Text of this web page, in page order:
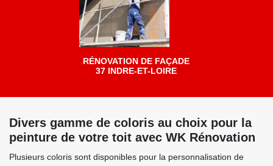
RÉNOVATION DE FAÇADE
37 INDRE-ET-LOIRE
Divers gamme de coloris au choix pour la
peinture de votre toit avec WK Rénovation
Plusieurs coloris sont disponibles pour la personnalisation de